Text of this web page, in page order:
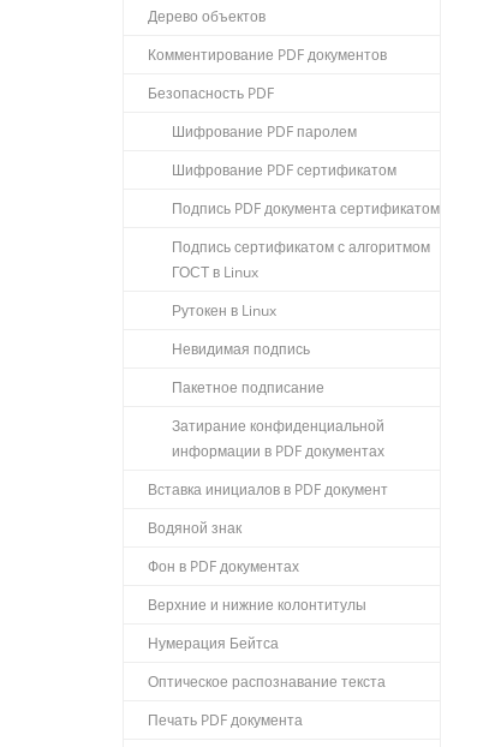
Дерево объектов
Комментирование PDF документов
Безопасность PDF
Шифрование PDF паролем
Шифрование PDF сертификатом
Подпись PDF документа сертификатом
Подпись сертификатом с алгоритмом
ГОСТ в Linux
Рутокен в Linux
Невидимая подпись
Пакетное подписание
Затирание конфиденциальной
информации в PDF документах
Вставка инициалов в PDF документ
Водяной знак
Фон в PDF документах
Верхние и нижние колонтитулы
Нумерация Бейтса
Оптическое распознавание текста
Печать PDF документа